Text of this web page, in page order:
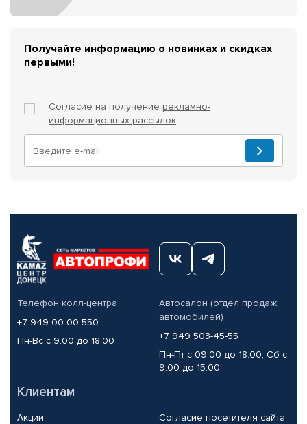
Получайте информацию о новинках и скидках
первыми!
Согласие на получение рекламно-
информационных рассылок
Телефон колл-центра
+7 949 00-00-550
Пн-Вс с 9.00 до 18.00
Автосалон (отдел продаж
автомобилей)
+7 949 503-45-55
Пн-Пт с 09.00 до 18.00, Сб с
9.00 до 15.00
Клиентам
Акции
Согласие посетителя сайта